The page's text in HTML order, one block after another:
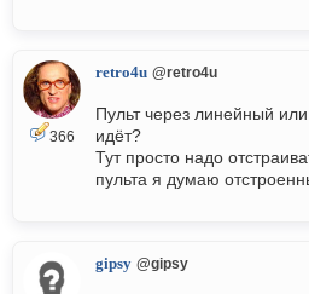
366
retro4u @retro4u
Пульт через линейный
идёт?
Тут просто надо
пульта я думаю
gipsy @gipsy